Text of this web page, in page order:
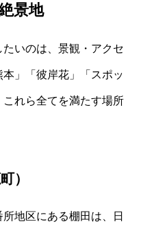
景地
いのは、景観・アクセ
」「彼岸花」「スポッ
これら全てを満たす場所
）
地区にある棚田は、日